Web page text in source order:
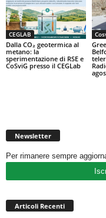
CEGLAB
Dalla CO₂ geotermica al
metano: la
sperimentazione di RSE e
CoSviG presso il CEGLab
Newsletter
Per rimanere sempre
Articoli Recenti